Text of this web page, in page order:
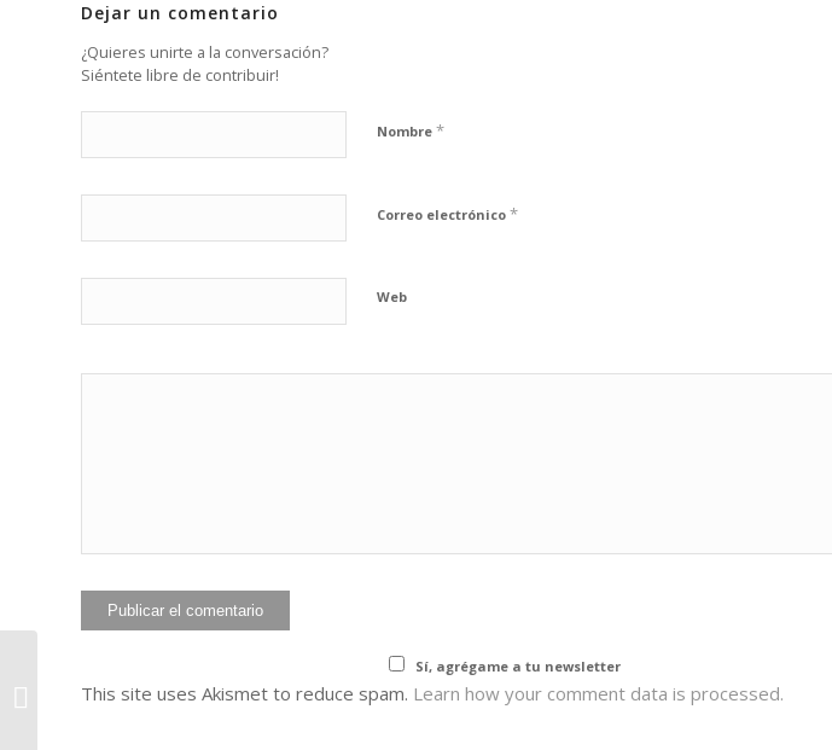
Dejar un comentario
¿Quieres unirte a la conversación?
Siéntete libre de contribuir!
Nombre *
Correo electrónico *
Web
Sí, agrégame a tu newsletter
This site uses Akismet to reduce spam. Learn how your comment data is processed.
hasta que TÚ lo haces